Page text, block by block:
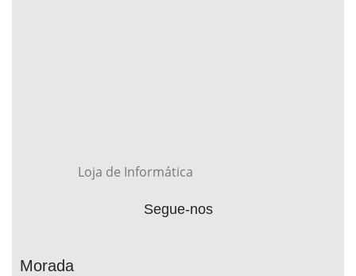
Loja de Informática
Segue-nos
Morada